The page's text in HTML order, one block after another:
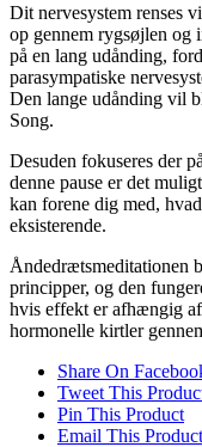
Dit nervesystem renses
op gennem rygsøjlen og
på en lang udånding,
parasympatiske
Den lange udånding vil
Song.
Desuden fokuseres der
denne pause er det
kan forene dig med,
eksisterende.
Åndedrætsmeditationen
principper, og den
hvis effekt er afhængig
hormonelle kirtler
Share On
Tweet This
Pin This Product
Email This Product